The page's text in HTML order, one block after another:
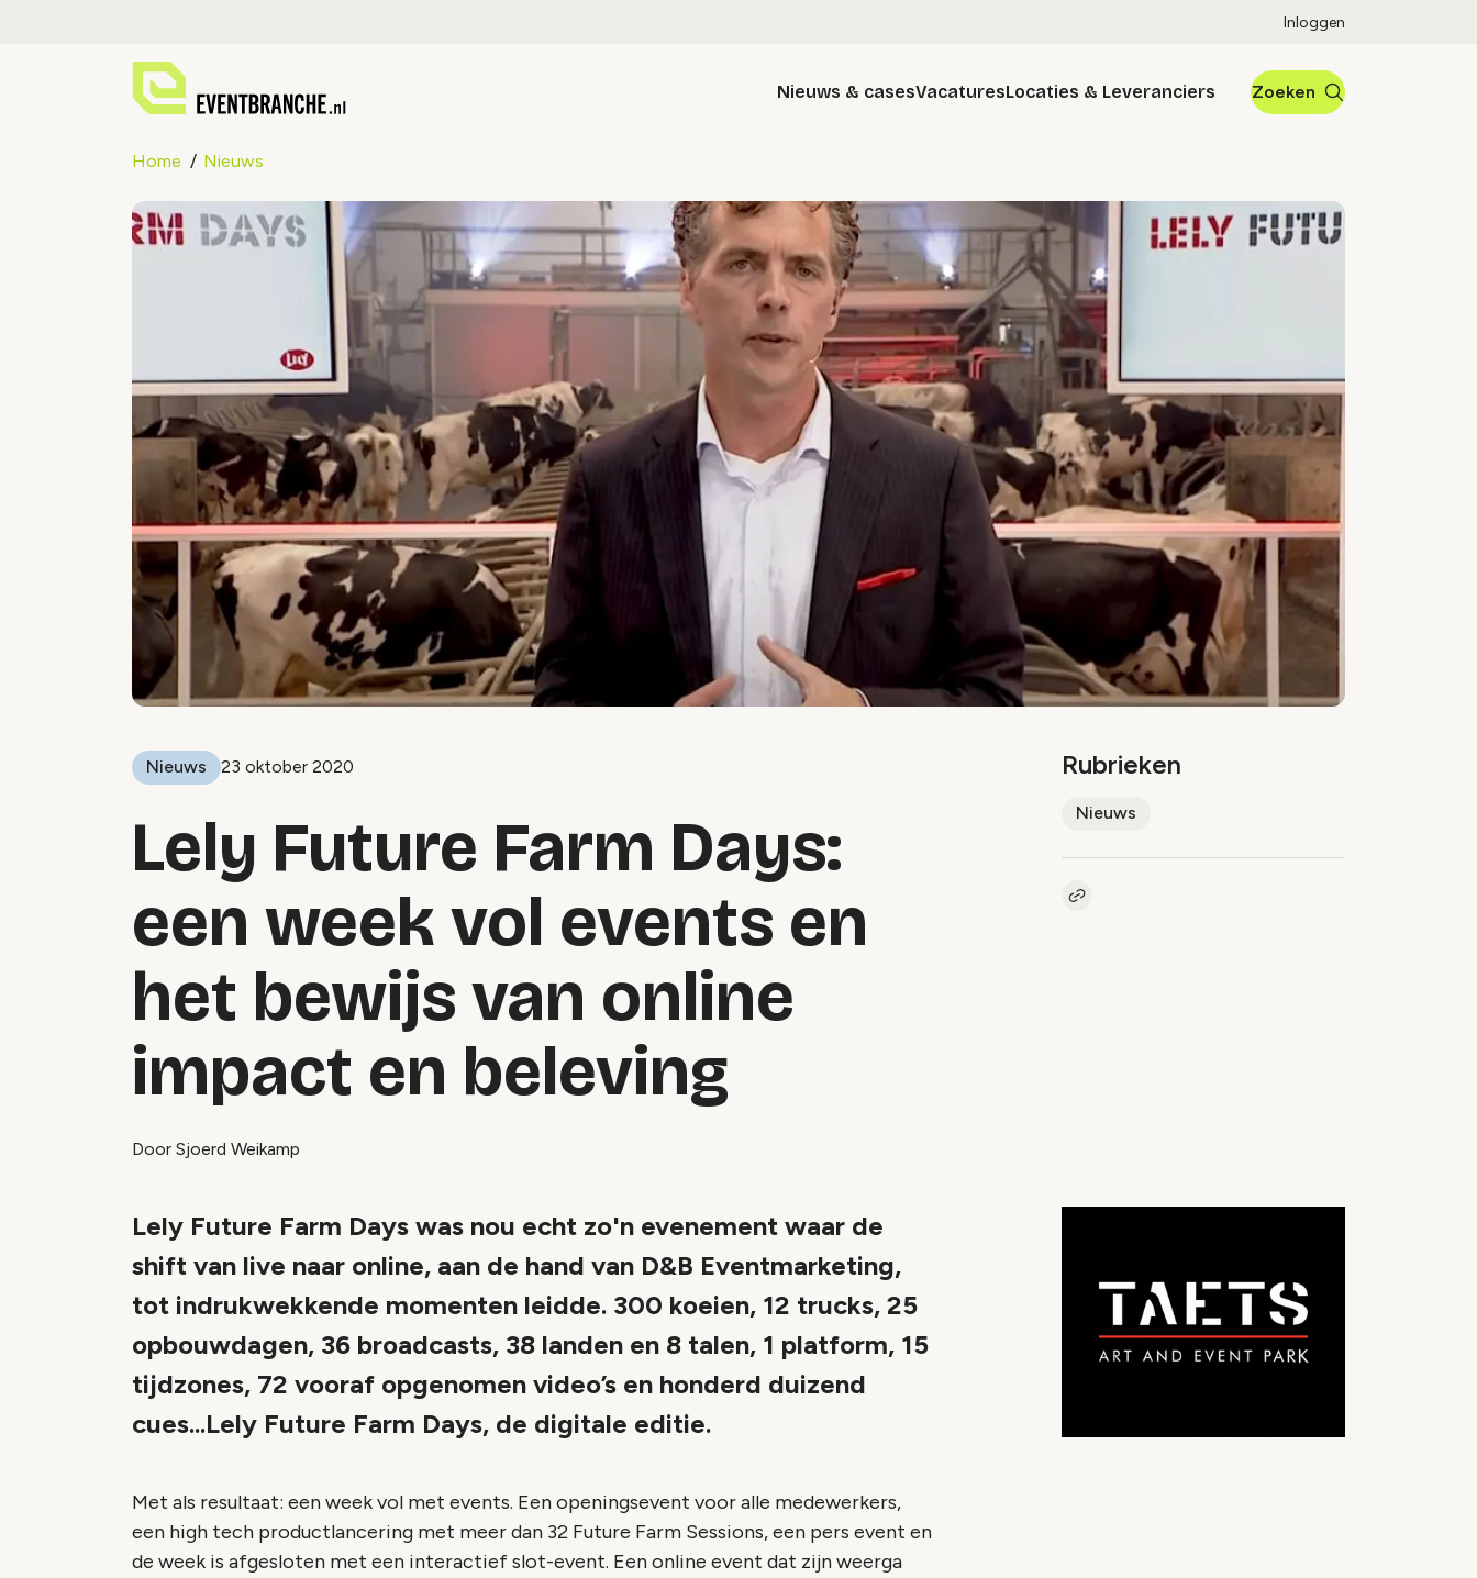
Inloggen
Nieuws & casesVacaturesLocaties & Leveranciers Zoeken
Home Nieuws
Nieuws 23 oktober 2020
Lely Future Farm Days:
een week vol events en
het bewijs van online
impact en beleving
Door Sjoerd Weikamp
Rubrieken
Nieuws
Kopieer link naar artikel
Lely Future Farm Days was nou echt zo'n evenement waar de
shift van live naar online, aan de hand van D&B Eventmarketing,
tot indrukwekkende momenten leidde. 300 koeien, 12 trucks, 25
opbouwdagen, 36 broadcasts, 38 landen en 8 talen, 1 platform, 15
tijdzones, 72 vooraf opgenomen video’s en honderd duizend
cues...Lely Future Farm Days, de digitale editie.
Met als resultaat: een week vol met events. Een openingsevent voor alle medewerkers,
een high tech productlancering met meer dan 32 Future Farm Sessions, een pers event en
de week is afgesloten met een interactief slot-event. Een online event dat zijn weerga